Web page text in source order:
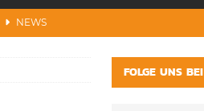
NEWS
FOLGE UNS BEI